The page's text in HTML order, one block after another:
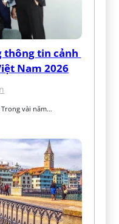
thông tin cảnh
Nam 2026
vài năm…